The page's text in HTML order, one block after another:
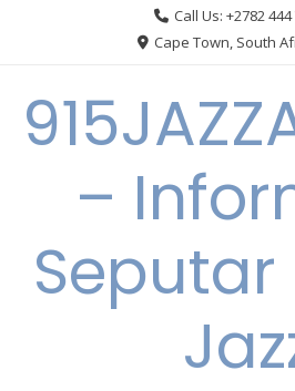
Call Us: +2782 444
Cape Town, South
–
Seputar